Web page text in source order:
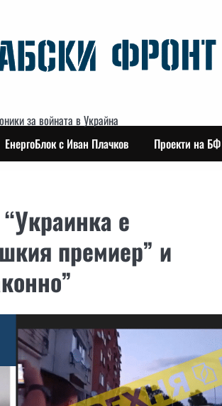
за войната в Украйна
ЕнергоБлок с Иван Плачков Проекти на БФ
е
премиер” и